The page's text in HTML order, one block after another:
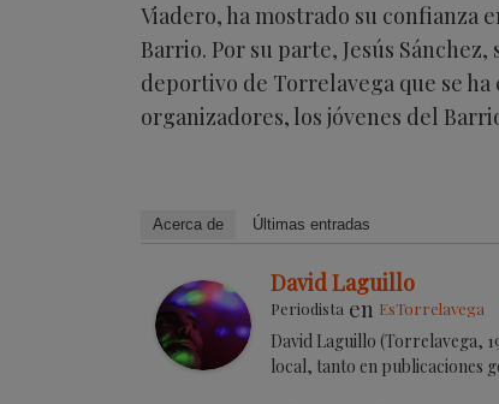
Viadero, ha mostrado su confianza
Barrio. Por su parte, Jesús
deportivo de Torrelavega que se
organizadores, los jóvenes del
Acerca de Últimas entradas
David Laguillo
Periodista en EsTorrelavega
David Laguillo (Torrelavega,
local, tanto en publicaciones